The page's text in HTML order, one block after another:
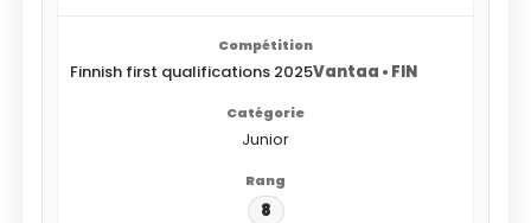
Finnish first qualifications 2025Vantaa • FIN
Junior
8